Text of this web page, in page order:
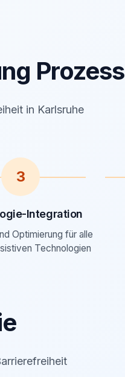
Prozess
in Karlsruhe
3
Integration
Optimierung für alle
Technologien